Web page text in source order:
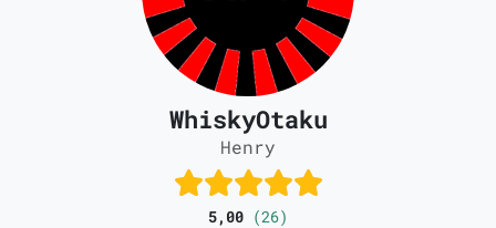
WhiskyOtaku
Henry
5,00 (26)